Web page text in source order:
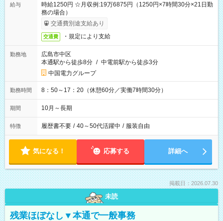
給与
時給1250円 ☆月収例:19万6875円（1250円×7時間30分×21日勤
務の場合）
交通費別途支給あり
交通費 ・規定により支給
勤務地
広島市中区
本通駅から徒歩8分 / 中電前駅から徒歩3分
中国電力グループ
勤務時間 8：50～17：20（休憩60分／実働7時間30分）
期間 10月～長期
特徴 履歴書不要 / 40～50代活躍中 / 服装自由
気になる！ 応募する 詳細へ
掲載日：2026.07.30
未読
残業ほぼなし▼本通で一般事務